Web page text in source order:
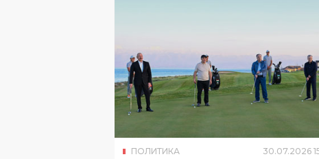
ПОЛИТИКА 30 2026 15
Главы государств
участие в открытии гольф-